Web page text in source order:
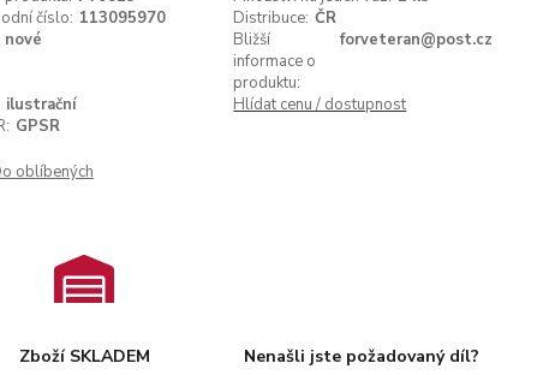
číslo: 113095970 Distribuce: ČR
nové
Bližší
informace o
produktu:
forveteran@post.cz
ilustrační
Hlídat cenu / dostupnost
GPSR
oblíbených
Zboží SKLADEM Nenašli jste požadovaný díl?